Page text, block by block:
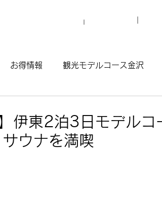
お得情報 観光モデルコース金沢
渋谷原宿
伊東2泊3日モデルコ
ウナを満喫